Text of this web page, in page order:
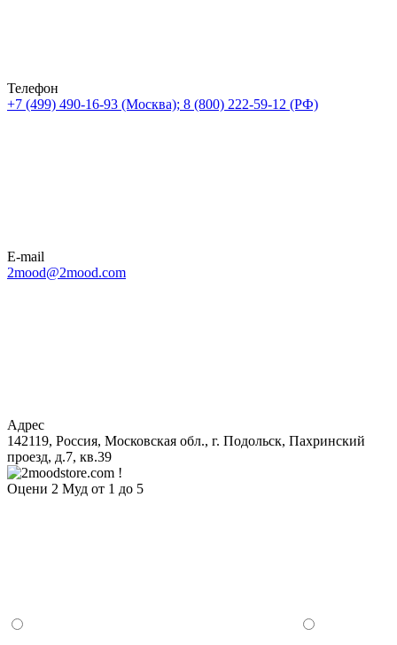
Телефон
+7 (499) 490-16-93 (Москва); 8 (800) 222-59-12 (РФ)
E-mail
2mood@2mood.com
Адрес
142119, Россия, Московская обл., г. Подольск, Пахринский
проезд, д.7, кв.39
Оцени 2 Муд от 1 до 5